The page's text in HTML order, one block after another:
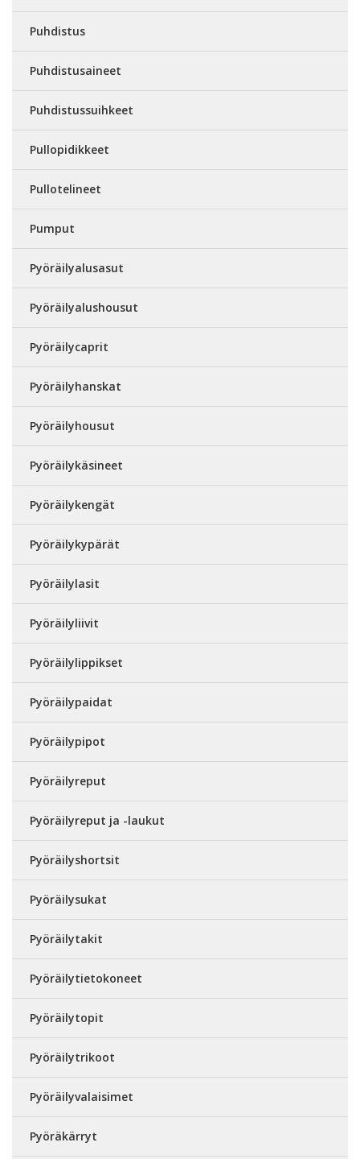
Puhdistus
Puhdistusaineet
Puhdistussuihkeet
Pullopidikkeet
Pullotelineet
Pumput
Pyöräilyalusasut
Pyöräilyalushousut
Pyöräilycaprit
Pyöräilyhanskat
Pyöräilyhousut
Pyöräilykäsineet
Pyöräilykengät
Pyöräilykypärät
Pyöräilylasit
Pyöräilyliivit
Pyöräilylippikset
Pyöräilypaidat
Pyöräilypipot
Pyöräilyreput
Pyöräilyreput ja -laukut
Pyöräilyshortsit
Pyöräilysukat
Pyöräilytakit
Pyöräilytietokoneet
Pyöräilytopit
Pyöräilytrikoot
Pyöräilyvalaisimet
Pyöräkärryt